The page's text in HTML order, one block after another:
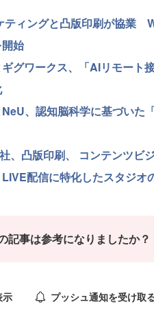
ティングと凸版印刷が協業
始
グワークス、「AIリモー
、認知脳科学に基づいた
、凸版印刷、 コンテンツビ
配信に特化したスタジ
記事は参考になりましたか？
示 プッシュ通知を受け取